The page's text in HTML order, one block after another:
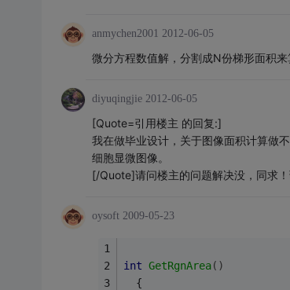
anmychen2001 2012-06-05
微分方程数值解，分割成N份梯形面积
diyuqingjie 2012-06-05
[Quote=引用楼主 的回复:]
我在做毕业设计，关于图像面积计算做
细胞显微图像。
[/Quote]请问楼主的问题解决没，同求
oysoft 2009-05-23
int GetRgnArea()
  {